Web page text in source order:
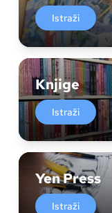
Istraži
Knjige
Istraži
Yen Press
Istraži